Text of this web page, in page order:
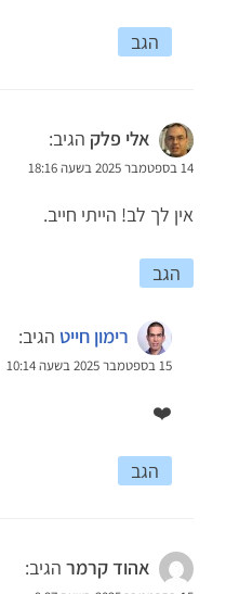
הגב
אלי פלק הגיב:
14 בספטמבר 2025 בשעה 18:16
אין לך לב! הייתי חייב.
הגב
רימון חייט הגיב:
15 בספטמבר 2025 בשעה 10:14
❤️
הגב
אהוד קרמר הגיב: